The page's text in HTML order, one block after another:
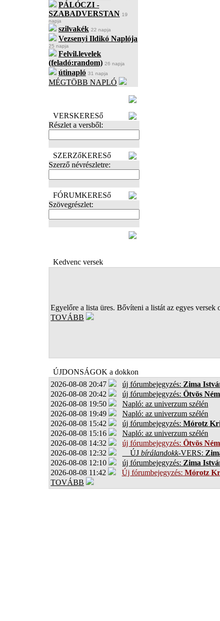
PÁLÓCZI -
SZABADVERSTAN 19
napja
szilvakék 22 napja
Vezsenyi Ildikó Naplója
25 napja
Felvil.levelek
(feladó:random) 26 napja
útinapló 31 napja
MÉGTÖBB NAPLÓ
VERSKERESő
Részlet a versből:
SZERZőKERESő
Szerző névrészletre:
FÓRUMKERESő
Szövegrészlet:
Kedvenc versek
Egyelőre a lista üres. Bővíteni a listát az egyes versek
TOVÁBB
ÚJDONSÁGOK a dokkon
2026-08-08 20:47
új fórumbejegyzés: Zima
2026-08-08 20:42
új fórumbejegyzés: Ötvös
2026-08-08 19:50
Napló: az univerzum szélén
2026-08-08 19:49
Napló: az univerzum szélén
2026-08-08 15:42
új fórumbejegyzés: Mórotz
2026-08-08 15:16
Napló: az univerzum szélén
2026-08-08 14:32
új fórumbejegyzés: Ötvös
2026-08-08 12:32
ÚJ bírálandokk-VERS:
2026-08-08 12:10
új fórumbejegyzés: Zima
2026-08-08 11:42
Új fórumbejegyzés: Mórotz
TOVÁBB